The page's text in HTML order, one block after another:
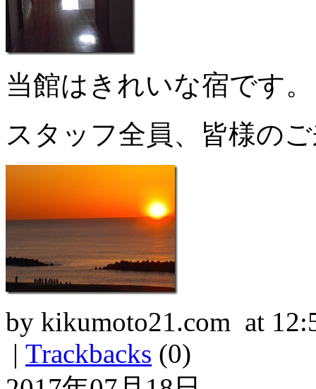
当館はきれいな宿です。
スタッフ全員、皆様の
by kikumoto21.com at
| Trackbacks (0)